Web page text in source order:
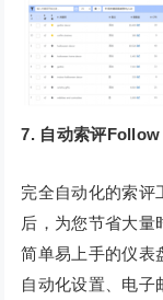
7. 自动索评
完全自动化的索评
后，为您节省大量
简单易上手的仪表
自动化设置、电子